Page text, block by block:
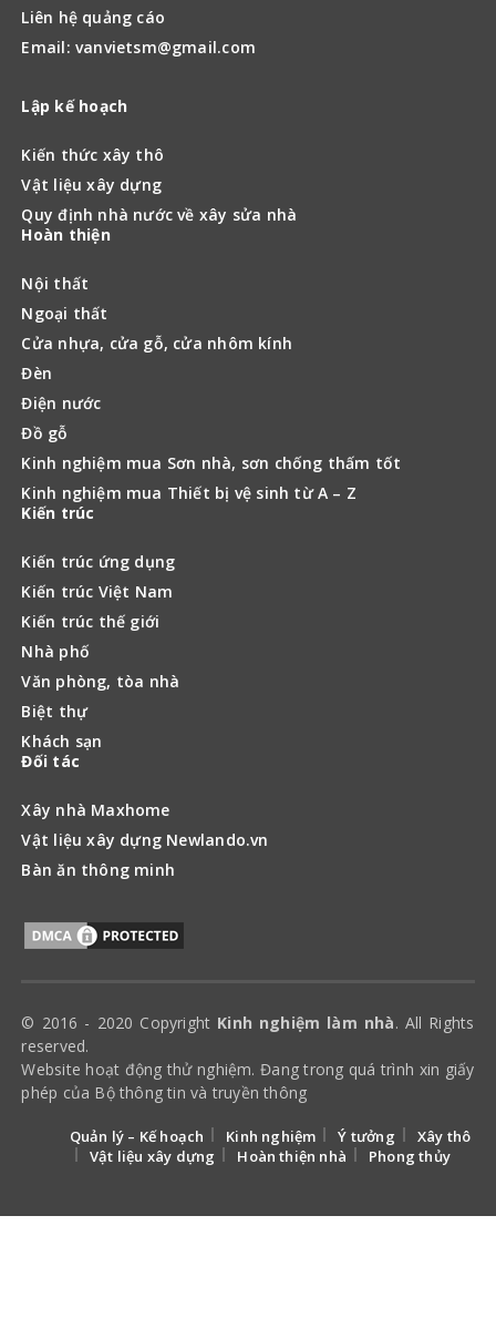
Liên hệ quảng cáo
Email: vanvietsm@gmail.com
Lập kế hoạch
Kiến thức xây thô
Vật liệu xây dựng
Quy định nhà nước về xây sửa nhà
Hoàn thiện
Nội thất
Ngoại thất
Cửa nhựa, cửa gỗ, cửa nhôm kính
Đèn
Điện nước
Đồ gỗ
Kinh nghiệm mua Sơn nhà, sơn chống thấm tốt
Kinh nghiệm mua Thiết bị vệ sinh từ A – Z
Kiến trúc
Kiến trúc ứng dụng
Kiến trúc Việt Nam
Kiến trúc thế giới
Nhà phố
Văn phòng, tòa nhà
Biệt thự
Khách sạn
Đối tác
Xây nhà Maxhome
Vật liệu xây dựng Newlando.vn
Bàn ăn thông minh
© 2016 - 2020 Copyright Kinh nghiệm làm nhà. All Rights
reserved.
Website hoạt động thử nghiệm. Đang trong quá trình xin giấy
phép của Bộ thông tin và truyền thông
Quản lý – Kế hoạch Kinh nghiệm Ý tưởng
Xây thô
Vật liệu xây dựng
Hoàn thiện nhà Phong thủy